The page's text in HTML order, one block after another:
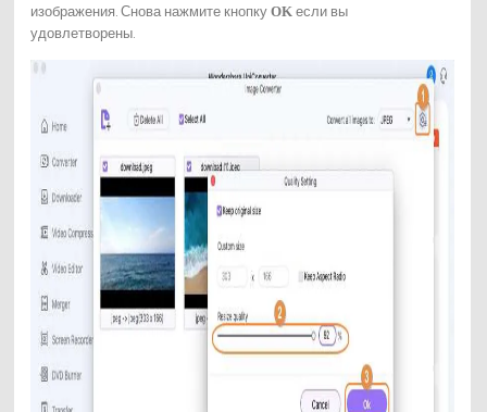
изображения. Снова нажмите кнопку OKесли вы
удовлетворены.